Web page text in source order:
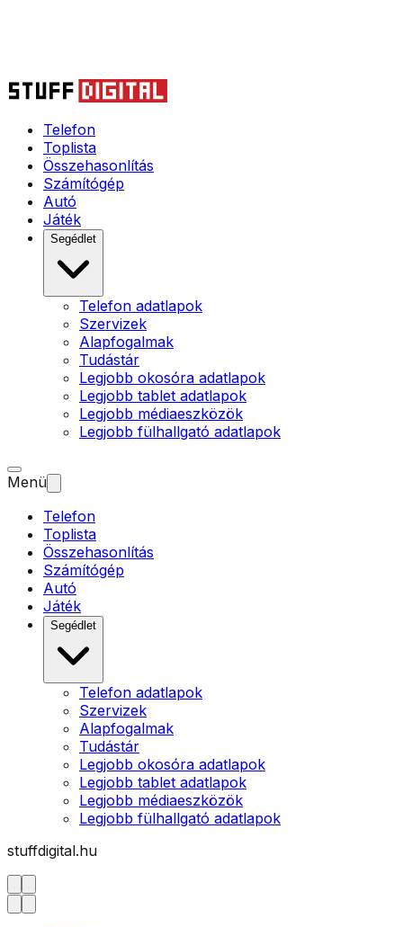
Telefon
Toplista
Összehasonlítás
Számítógép
Autó
Játék
Segédlet
Telefon adatlapok
Szervizek
Alapfogalmak
Tudástár
Legjobb okosóra adatlapok
Legjobb tablet adatlapok
Legjobb médiaeszközök
Legjobb fülhallgató adatlapok
Menü
Telefon
Toplista
Összehasonlítás
Számítógép
Autó
Játék
Segédlet
Telefon adatlapok
Szervizek
Alapfogalmak
Tudástár
Legjobb okosóra adatlapok
Legjobb tablet adatlapok
Legjobb médiaeszközök
Legjobb fülhallgató adatlapok
stuffdigital.hu